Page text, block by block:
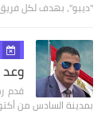
"ديبو"، بهدف لكل
قدم
بمدينة السادس من